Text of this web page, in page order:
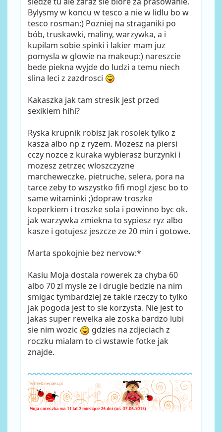
Bylysmy w koncu w tesco a nie w lidlu bo w
tesco rosman:) Pozniej na straganiki po
bób, truskawki, maliny, warzywka, a i
kupilam sobie spinki i lakier mam juz
pomysla w glowie na makeup:) nareszcie
bede piekna wyjde do ludzi a temu niech
slina leci z zazdrosci
Kakaszka jak tam stresik jest przed
sexikiem hihi?
Ryska krupnik robisz jak rosolek tylko z
kasza albo np z ryzem. Mozesz na piersi
cczy nozce z kuraka wybierasz burzynki i
mozesz zetrzec wloszczyzne
marcheweczke, pietruche, selera, pora na
tarce zeby to wszystko fifi mogl zjesc bo to
same witaminki ;)dopraw troszke
koperkiem i troszke sola i powinno byc ok.
jak warzywka zmiekna to sypiesz ryz albo
kasze i gotujesz jeszcze ze 20 min i gotowe.
Marta spokojnie bez nervow:*
Kasiu Moja dostala rowerek za chyba 60
albo 70 zl mysle ze i drugie bedzie na nim
smigac tymbardziej ze takie rzeczy to tylko
jak pogoda jest to sie korzysta. Nie jest to
jakas super rewelka ale zoska bardzo lubi
sie nim wozic
gdzies na zdjeciach z
roczku mialam to ci wstawie fotke jak
znajde.